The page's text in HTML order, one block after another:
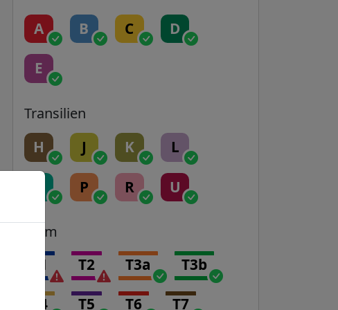
A B C D
E
Transilien
H J K L
P R U
Tram
T1 T2 T3a T3b
T4 T5 T6 T7